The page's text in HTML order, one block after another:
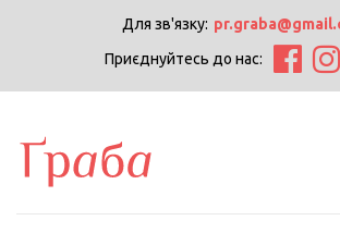
Для зв'язку:
Приєднуйтесь до нас: